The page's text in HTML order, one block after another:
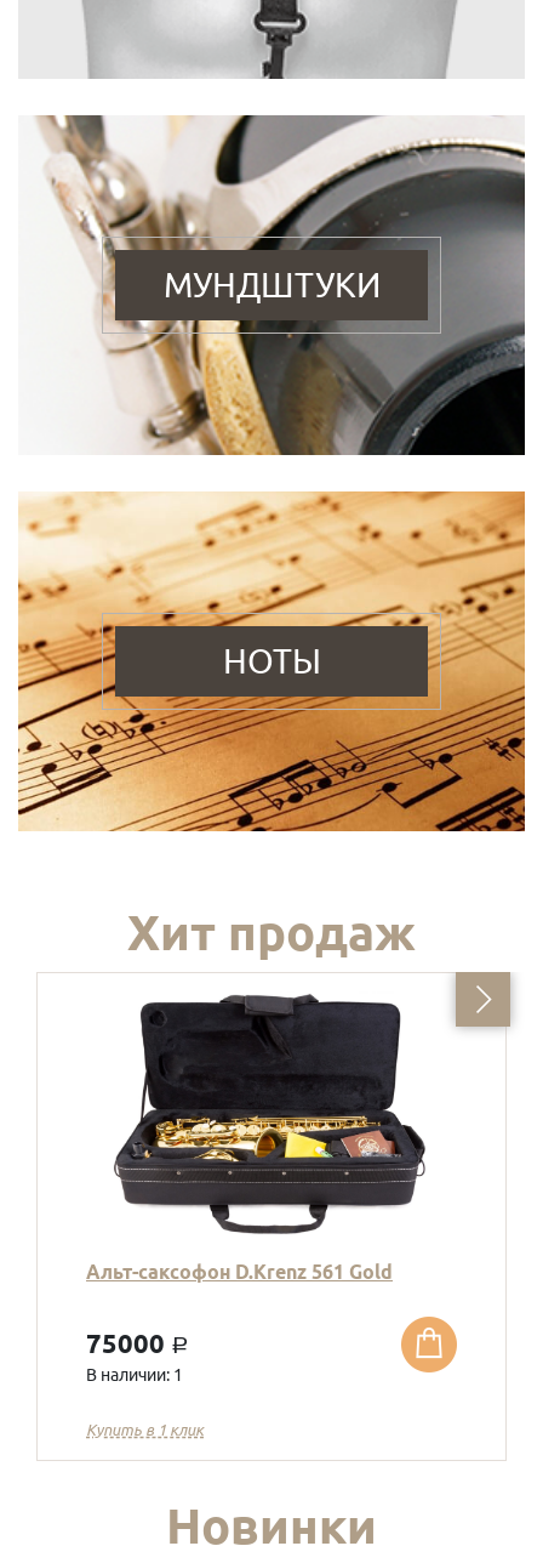
МУНДШТУКИ
НОТЫ
Хит продаж
Альт-саксофон D.Krenz 561 Gold
75000 a
В наличии: 1
Купить в 1 клик
Новинки